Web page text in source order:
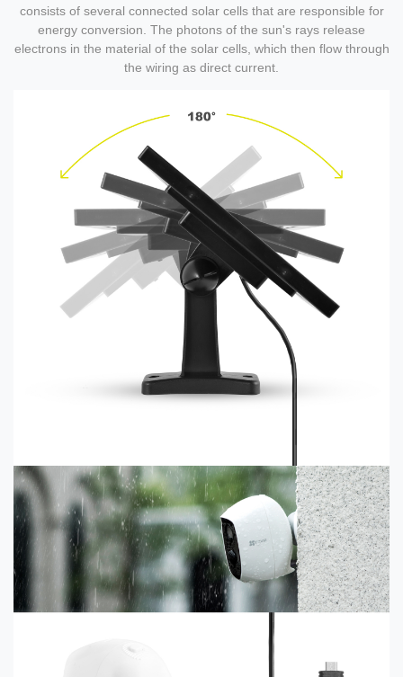
consists of several connected solar cells that are responsible for
energy conversion. The photons of the sun's rays release
electrons in the material of the solar cells, which then flow through
the wiring as direct current.